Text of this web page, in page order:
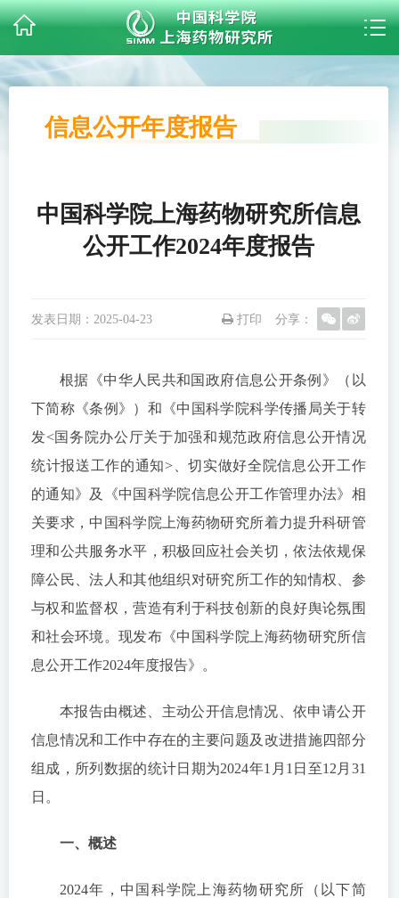
信息公开年度报告
中国科学院上海药物研究所信息
公开工作2024年度报告
发表日期： 2025-04-23 分享：
打印
根据《中华人民共和国政府信息公开条例》（以
下简称《条例》）和《中国科学院科学传播局关于转
发<国务院办公厅关于加强和规范政府信息公开情况
统计报送工作的通知>、切实做好全院信息公开工作
的通知》及《中国科学院信息公开工作管理办法》相
关要求，中国科学院上海药物研究所着力提升科研管
理和公共服务水平，积极回应社会关切，依法依规保
障公民、法人和其他组织对研究所工作的知情权、参
与权和监督权，营造有利于科技创新的良好舆论氛围
和社会环境。现发布《中国科学院上海药物研究所信
息公开工作2024年度报告》。
本报告由概述、主动公开信息情况、依申请公开
信息情况和工作中存在的主要问题及改进措施四部分
组成，所列数据的统计日期为2024年1月1日至12月31
日。
一、概述
2024年，中国科学院上海药物研究所（以下简